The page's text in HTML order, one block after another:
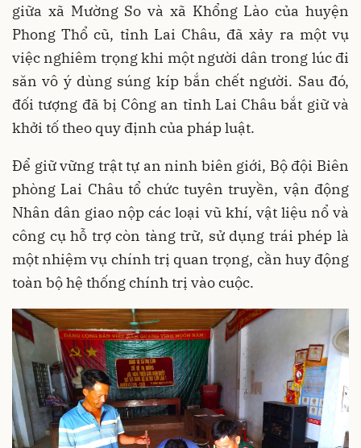
giữa xã Mường So và xã Khổng Lào của huyện
Phong Thổ cũ, tỉnh Lai Châu, đã xảy ra một vụ
việc nghiêm trọng khi một người dân trong lúc đi
săn vô ý dùng súng kíp bắn chết người. Sau đó,
đối tượng đã bị Công an tỉnh Lai Châu bắt giữ và
khởi tố theo quy định của pháp luật.
Để giữ vững trật tự an ninh biên giới, Bộ đội Biên
phòng Lai Châu tổ chức tuyên truyền, vận động
Nhân dân giao nộp các loại vũ khí, vật liệu nổ và
công cụ hỗ trợ còn tàng trữ, sử dụng trái phép là
một nhiệm vụ chính trị quan trọng, cần huy động
toàn bộ hệ thống chính trị vào cuộc.